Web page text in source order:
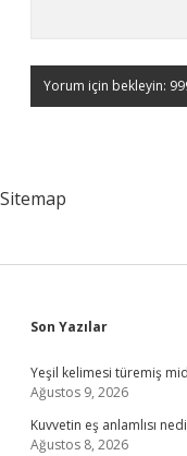
Sitemap
Sidebar
Son Yazılar
Yeşil kelimesi türemiş
Ağustos 9, 2026
Kuvvetin eş anlamlısı
Ağustos 8, 2026